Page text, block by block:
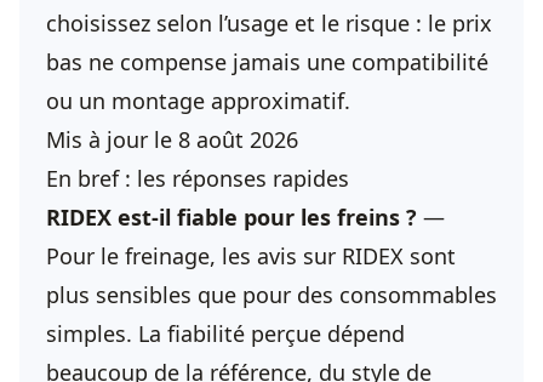
choisissez selon l’usage et le risque : le prix
bas ne compense jamais une compatibilité
ou un montage approximatif.
Mis à jour le 8 août 2026
En bref : les réponses rapides
RIDEX est-il fiable pour les freins ? —
Pour le freinage, les avis sur RIDEX sont
plus sensibles que pour des consommables
simples. La fiabilité perçue dépend
beaucoup de la référence, du style de